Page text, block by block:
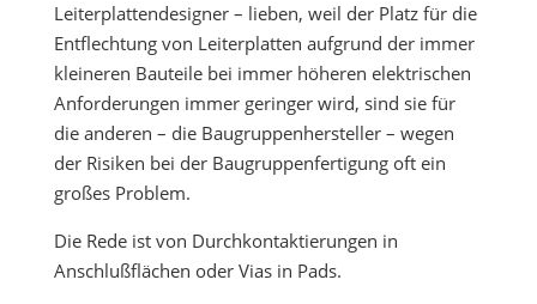
Leiterplattendesigner – lieben, weil der Platz für die
Entflechtung von Leiterplatten aufgrund der immer
kleineren Bauteile bei immer höheren elektrischen
Anforderungen immer geringer wird, sind sie für
die anderen – die Baugruppenhersteller – wegen
der Risiken bei der Baugruppenfertigung oft ein
großes Problem.
Die Rede ist von Durchkontaktierungen in
Anschlußflächen oder Vias in Pads.